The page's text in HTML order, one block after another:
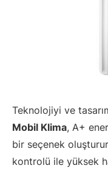
Teknolojiyi ve
Mobil Klima, A+
bir seçenek
kontrolü ile yüksek